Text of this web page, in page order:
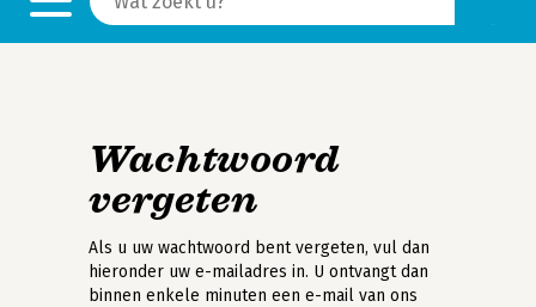
Wachtwoord
vergeten
Als u uw wachtwoord bent vergeten, vul dan
hieronder uw e-mailadres in. U ontvangt dan
binnen enkele minuten een e-mail van ons